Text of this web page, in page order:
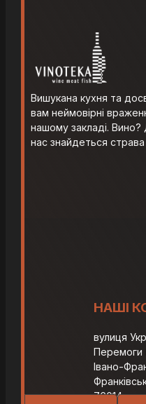
Вишукана кухня та
вам неймовірні
нашому закладі.
нас знайдеться
НАШІ
вулиця
Перемоги
Івано-
76014